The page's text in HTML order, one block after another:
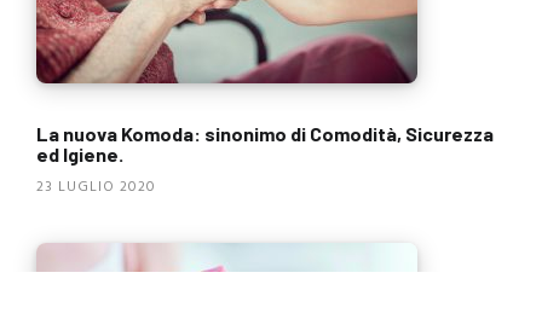
La nuova Komoda: sinonimo di Comodità, Sicurezza
ed Igiene.
23 LUGLIO 2020